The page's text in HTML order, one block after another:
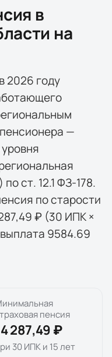
в
на
2026 году
—
ст. 12.1 ФЗ-178.
по старости
₽ (30 ИПК ×
9584.69
пенсия
287,49 ₽
30 ИПК и 15 лет